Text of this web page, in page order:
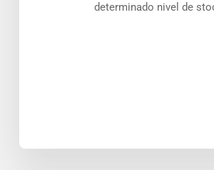
determinado nivel de